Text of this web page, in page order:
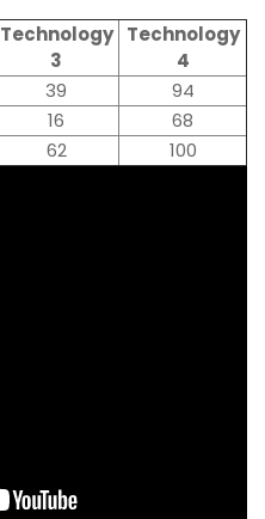
Technology
3
Technology
4
39
94
16
68
62 100